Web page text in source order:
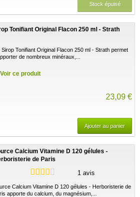
Stock épuisé
Tonifiant Original Flacon 250 ml - Strath
Sirop Tonifiant Original Flacon 250 ml - Strath permet
de nombreux minéraux,...
Voir ce produit
23,09 €
Ajouter au panier
Calcium Vitamine D 120 gélules -
de Paris
1 avis
Calcium Vitamine D 120 gélules - Herboristerie de
apporte du calcium, du magnésium,...